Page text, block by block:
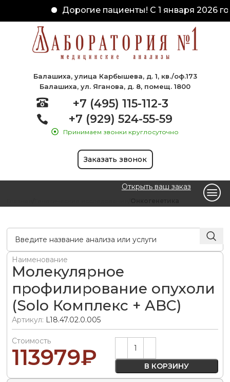
Дорогие пациенты! С 1 января 2026
Балашиха, улица Карбышева, д. 1, кв./оф.173
Балашиха, ул. Яганова, д. 8, помещ. 1800
+7 (495) 115-112-3
+7 (929) 524-55-59
Принимаем звонки круглосуточно
Заказать звонок
Открыть ваш заказ
Наименование
Молекулярное
профилирование опухоли
(Solo Комплекс + ABC)
Артикул: L18.47.02.0.005
Стоимость
113979₽ В КОРЗИНУ
Alternative: